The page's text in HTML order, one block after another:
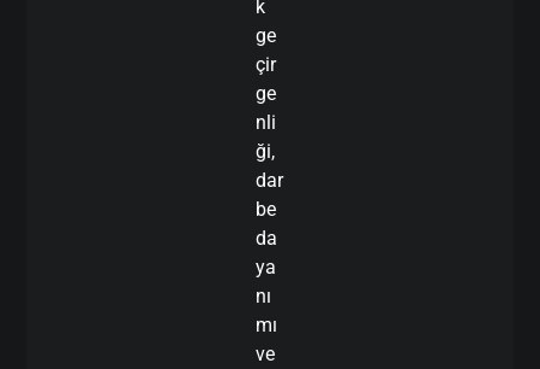
k
ge
çir
ge
nli
ği,
dar
be
da
ya
nı
mı
ve